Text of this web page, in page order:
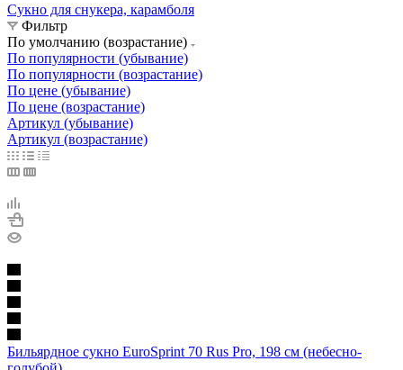
Сукно для снукера, карамболя
Фильтр
По умолчанию (возрастание)
По популярности (убывание)
По популярности (возрастание)
По цене (убывание)
По цене (возрастание)
Артикул (убывание)
Артикул (возрастание)
Бильярдное сукно EuroSprint 70 Rus Pro, 198 см (небесно-